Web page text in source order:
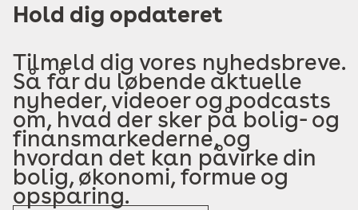
Hold dig opdateret
Tilmeld dig vores nyhedsbreve.
Så får du løbende aktuelle
nyheder, videoer og podcasts
om, hvad der sker på bolig- og
finansmarkederne, og
hvordan det kan påvirke din
bolig, økonomi, formue og
opsparing.